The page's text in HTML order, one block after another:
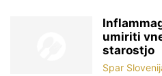
umiriti
starostjo
Spar